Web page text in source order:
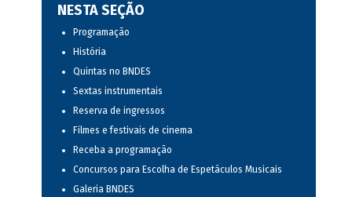
NESTA SEÇÃO
Programação
História
Quintas no BNDES
Sextas instrumentais
Reserva de ingressos
Filmes e festivais de cinema
Receba a programação
Concursos para Escolha de Espetáculos Musicais
Galeria BNDES